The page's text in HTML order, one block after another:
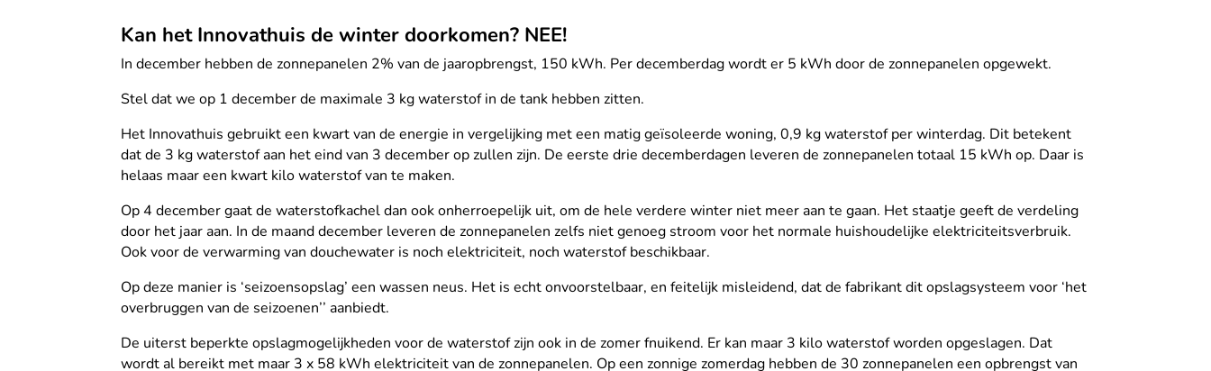
Kan het Innovathuis de winter doorkomen? NEE!
In december hebben de zonnepanelen 2% van de jaaropbrengst, 150 kWh. Per decemberdag wordt er 5 kWh door de zonnepanelen opgewekt.
Stel dat we op 1 december de maximale 3 kg waterstof in de tank hebben zitten.
Het Innovathuis gebruikt een kwart van de energie in vergelijking met een matig geïsoleerde woning, 0,9 kg waterstof per winterdag. Dit betekent
dat de 3 kg waterstof aan het eind van 3 december op zullen zijn. De eerste drie decemberdagen leveren de zonnepanelen totaal 15 kWh op. Daar is
helaas maar een kwart kilo waterstof van te maken.
Op 4 december gaat de waterstofkachel dan ook onherroepelijk uit, om de hele verdere winter niet meer aan te gaan. Het staatje geeft de verdeling
door het jaar aan. In de maand december leveren de zonnepanelen zelfs niet genoeg stroom voor het normale huishoudelijke elektriciteitsverbruik.
Ook voor de verwarming van douchewater is noch elektriciteit, noch waterstof beschikbaar.
Op deze manier is ‘seizoensopslag’ een wassen neus. Het is echt onvoorstelbaar, en feitelijk misleidend, dat de fabrikant dit opslagsysteem voor ‘het
overbruggen van de seizoenen’’ aanbiedt.
De uiterst beperkte opslagmogelijkheden voor de waterstof zijn ook in de zomer fnuikend. Er kan maar 3 kilo waterstof worden opgeslagen. Dat
wordt al bereikt met maar 3 x 58 kWh elektriciteit van de zonnepanelen. Op een zonnige zomerdag hebben de 30 zonnepanelen een opbrengst van